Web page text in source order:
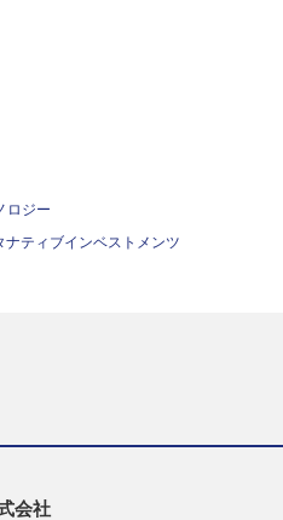
ロジー
ティブインベストメンツ
会社